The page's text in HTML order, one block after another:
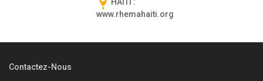
HAITI :
www.rhemahaiti.org
Contactez-Nous